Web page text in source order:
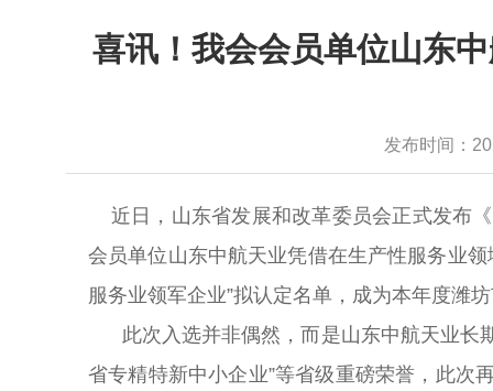
喜讯！我会会员单位山东
发布时间：
近日，山东省发展和改革委员会正式发布
会员单位山东中航天业凭借在生产性服务业
服务业领军企业”拟认定名单，成为本年度潍
此次入选并非偶然，而是山东中航天业长
省专精特新中小企业”等省级重磅荣誉，此次